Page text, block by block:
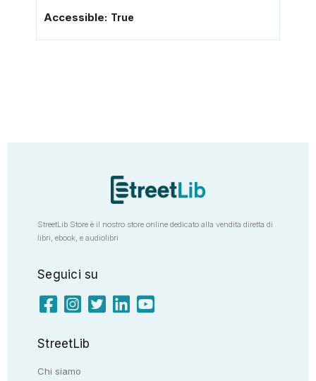
Accessible: True
StreetLib Store è il nostro store online dedicato alla vendita diretta di
libri, ebook, e audiolibri
Seguici su
StreetLib
Chi siamo